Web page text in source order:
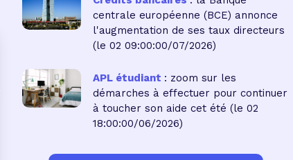
centrale européenne (BCE) annonce
l'augmentation de ses taux directeurs
(le 02 09:00:00/07/2026)
APL étudiant : zoom sur les
démarches à effectuer pour continuer
à toucher son aide cet été (le 02
18:00:00/06/2026)